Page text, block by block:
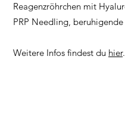
Reagenzröhrchen mit
PRP Needling, beruhigende
Weitere Infos findest du hier.